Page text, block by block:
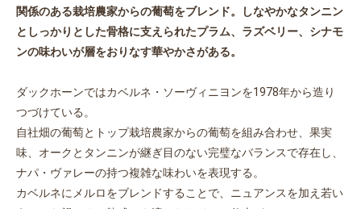
関係のある栽培農家からの葡萄をブレンド。しなやかなタンニン
としっかりとした骨格に支えられたプラム、ラズベリー、シナモ
ンの味わいが層をおりなす華やかさがある。
ダックホーンではカベルネ・ソーヴィニヨンを1978年から造り
つづけている。
自社畑の葡萄とトップ栽培農家からの葡萄を組み合わせ、果実
味、オークとタンニンが継ぎ目のない完璧なバランスで存在し、
ナパ・ヴァレーの持つ複雑な味わいを表現する。
カベルネにメルロをブレンドすることで、ニュアンスを加え若い